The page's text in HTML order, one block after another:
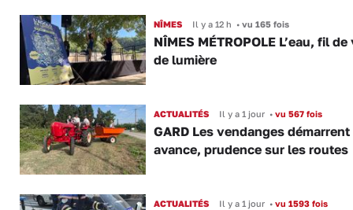
NÎMES Il y a 12 h •vu 165 fois
NÎMES MÉTROPOLE L’eau, fil de
de lumière
ACTUALITÉS Il y a 1 jour •vu 567 fois
GARD Les vendanges démarrent
avance, prudence sur les routes
ACTUALITÉS Il y a 1 jour •vu 1593 fois